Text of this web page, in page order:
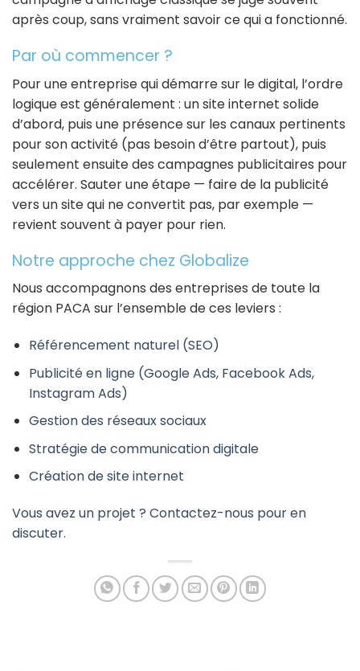
après coup, sans vraiment savoir ce qui a fonctionné.
Par où commencer ?
Pour une entreprise qui démarre sur le digital, l’ordre
logique est généralement : un site internet solide
d’abord, puis une présence sur les canaux pertinents
pour son activité (pas besoin d’être partout), puis
seulement ensuite des campagnes publicitaires pour
accélérer. Sauter une étape — faire de la publicité
vers un site qui ne convertit pas, par exemple —
revient souvent à payer pour rien.
Notre approche chez Globalize
Nous accompagnons des entreprises de toute la
région PACA sur l’ensemble de ces leviers :
Référencement naturel (SEO)
Publicité en ligne (Google Ads, Facebook Ads,
Instagram Ads)
Gestion des réseaux sociaux
Stratégie de communication digitale
Création de site internet
Vous avez un projet ? Contactez-nous pour en
discuter.